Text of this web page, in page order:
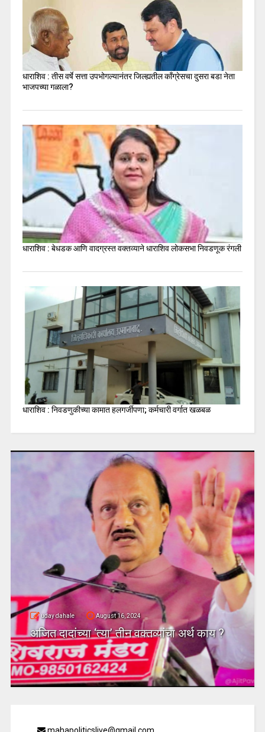
धाराशिव : तीस वर्षे सत्ता उपभोगल्यानंतर जिल्ह्यतील कॉंग्रेसचा दुसरा बडा नेता
भाजपच्या गळाला?
धाराशिव : बेधडक आणि वादग्रस्त वक्तव्याने धाराशिव लोकसभा निवडणूक रंगली
धाराशिव : निवडणुकीच्या कामात हलगर्जीपणा; कर्मचारी वर्गात खळबळ
uday dahale August 16, 2024
अजित दादांच्या ‘त्या’ तीन वक्तव्यांचा अर्थ काय ?